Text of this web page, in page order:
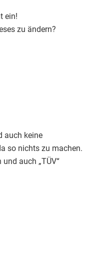
ein!
zu ändern?
auch keine
so nichts zu machen.
auch „TÜV“